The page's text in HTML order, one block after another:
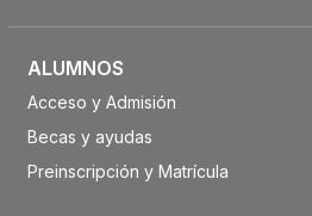
ALUMNOS
Acceso y Admisión
Becas y ayudas
Preinscripción y Matrícula